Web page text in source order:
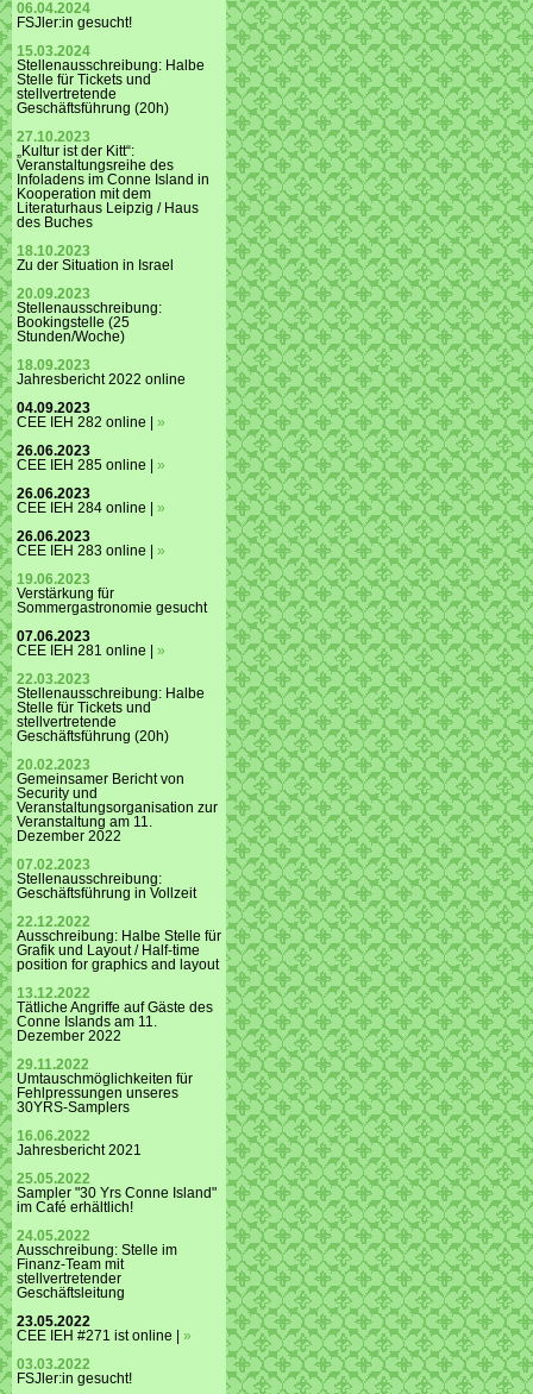
06.04.2024
FSJler:in gesucht!
15.03.2024
Stellenausschreibung: Halbe
Stelle für Tickets und
stellvertretende
Geschäftsführung (20h)
27.10.2023
„Kultur ist der Kitt“:
Veranstaltungsreihe des
Infoladens im Conne Island in
Kooperation mit dem
Literaturhaus Leipzig / Haus
des Buches
18.10.2023
Zu der Situation in Israel
20.09.2023
Stellenausschreibung:
Bookingstelle (25
Stunden/Woche)
18.09.2023
Jahresbericht 2022 online
04.09.2023
CEE IEH 282 online | »
26.06.2023
CEE IEH 285 online | »
26.06.2023
CEE IEH 284 online | »
26.06.2023
CEE IEH 283 online | »
19.06.2023
Verstärkung für
Sommergastronomie gesucht
07.06.2023
CEE IEH 281 online | »
22.03.2023
Stellenausschreibung: Halbe
Stelle für Tickets und
stellvertretende
Geschäftsführung (20h)
20.02.2023
Gemeinsamer Bericht von
Security und
Veranstaltungsorganisation zur
Veranstaltung am 11.
Dezember 2022
07.02.2023
Stellenausschreibung:
Geschäftsführung in Vollzeit
22.12.2022
Ausschreibung: Halbe Stelle für
Grafik und Layout / Half-time
position for graphics and layout
13.12.2022
Tätliche Angriffe auf Gäste des
Conne Islands am 11.
Dezember 2022
29.11.2022
Umtauschmöglichkeiten für
Fehlpressungen unseres
30YRS-Samplers
16.06.2022
Jahresbericht 2021
25.05.2022
Sampler "30 Yrs Conne Island"
im Café erhältlich!
24.05.2022
Ausschreibung: Stelle im
Finanz-Team mit
stellvertretender
Geschäftsleitung
23.05.2022
CEE IEH #271 ist online | »
03.03.2022
FSJler:in gesucht!